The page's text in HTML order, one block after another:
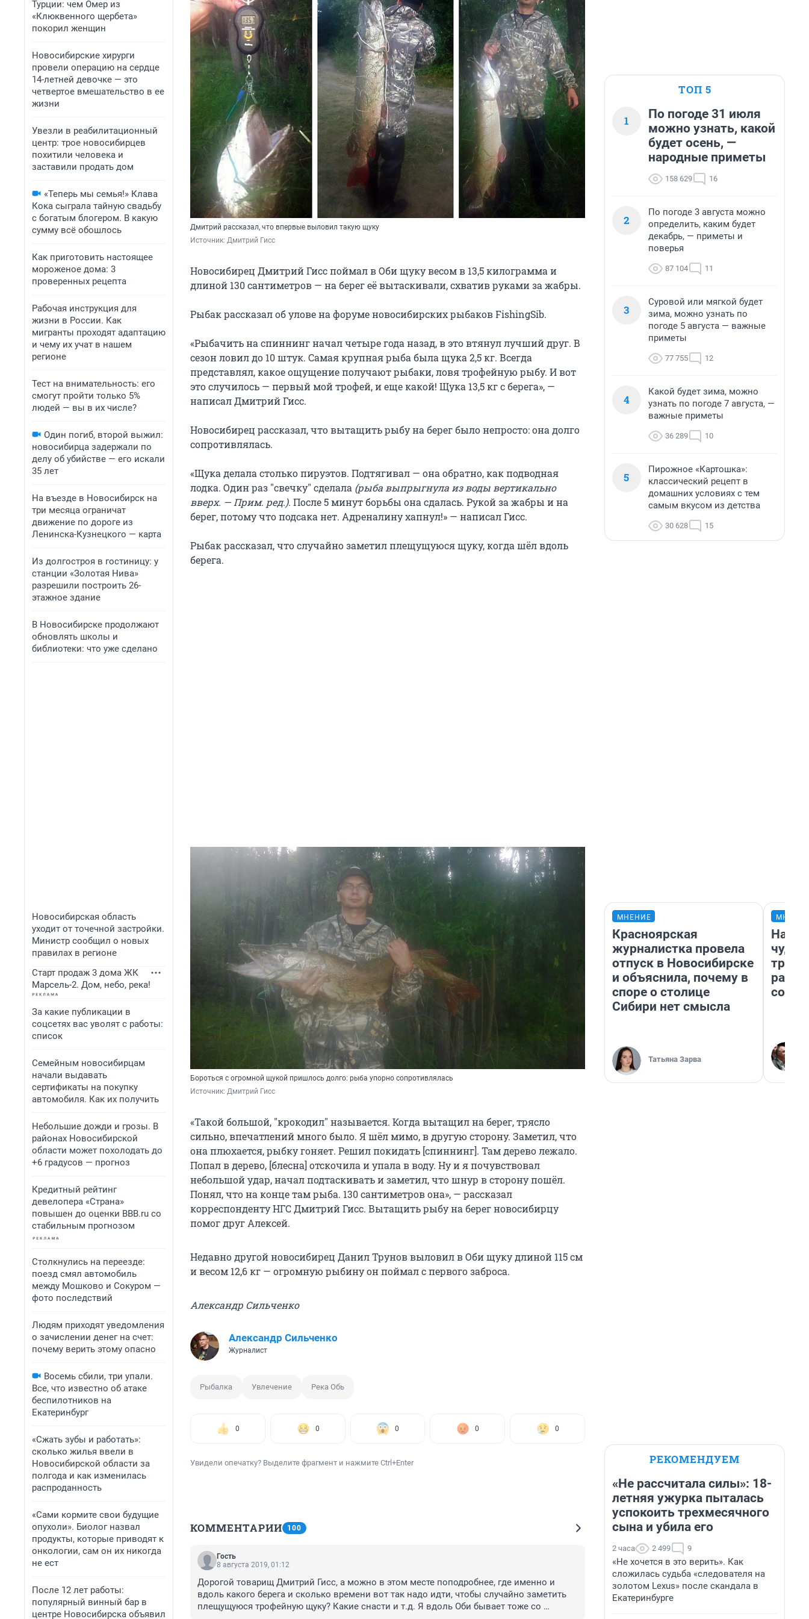
Турции: чем Омер из
«Клюквенного щербета»
покорил женщин
Новосибирские хирурги
провели операцию на сердце
14-летней девочке — это
четвертое вмешательство в ее
жизни
Увезли в реабилитационный
центр: трое новосибирцев
похитили человека и
заставили продать дом
«Теперь мы семья!» Клава
Кока сыграла тайную свадьбу
с богатым блогером. В какую
сумму всё обошлось
Как приготовить настоящее
мороженое дома: 3
проверенных рецепта
Рабочая инструкция для
жизни в России. Как
мигранты проходят адаптацию
и чему их учат в нашем
регионе
Тест на внимательность: его
смогут пройти только 5%
людей — вы в их числе?
Один погиб, второй выжил:
новосибирца задержали по
делу об убийстве — его искали
35 лет
На въезде в Новосибирск на
три месяца ограничат
движение по дороге из
Ленинска-Кузнецкого — карта
Из долгостроя в гостиницу: у
станции «Золотая Нива»
разрешили построить 26-
этажное здание
В Новосибирске продолжают
обновлять школы и
библиотеки: что уже сделано
Новосибирская область
уходит от точечной застройки.
Министр сообщил о новых
правилах в регионе
Старт продаж 3 дома ЖК
Марсель-2. Дом, небо, река!
За какие публикации в
соцсетях вас уволят с работы:
список
Семейным новосибирцам
начали выдавать
сертификаты на покупку
автомобиля. Как их получить
Небольшие дожди и грозы. В
районах Новосибирской
области может похолодать до
+6 градусов — прогноз
Кредитный рейтинг
девелопера «Страна»
повышен до оценки BBB.ru со
стабильным прогнозом
Столкнулись на переезде:
поезд смял автомобиль
между Мошково и Сокуром —
фото последствий
Людям приходят уведомления
о зачислении денег на счет:
почему верить этому опасно
Восемь сбили, три упали.
Все, что известно об атаке
беспилотников на
Екатеринбург
«Сжать зубы и работать»:
сколько жилья ввели в
Новосибирской области за
полгода и как изменилась
распроданность
«Сами кормите свои будущие
опухоли». Биолог назвал
продукты, которые приводят к
онкологии, сам он их никогда
не ест
После 12 лет работы:
популярный винный бар в
центре Новосибирска объявил
Дмитрий рассказал, что впервые выловил такую щуку
Источник: Дмитрий Гисс
Новосибирец Дмитрий Гисс поймал в Оби щуку весом в 13,5 килограмма и
длиной 130 сантиметров — на берег её вытаскивали, схватив руками за жабры.
Рыбак рассказал об улове на форуме новосибирских рыбаков FishingSib.
«Рыбачить на спиннинг начал четыре года назад, в это втянул лучший друг. В
сезон ловил до 10 штук. Самая крупная рыба была щука 2,5 кг. Всегда
представлял, какое ощущение получают рыбаки, ловя трофейную рыбу. И вот
это случилось — первый мой трофей, и еще какой! Щука 13,5 кг с берега», —
написал Дмитрий Гисс.
Новосибирец рассказал, что вытащить рыбу на берег было непросто: она долго
сопротивлялась.
«Щука делала столько пируэтов. Подтягивал — она обратно, как подводная
лодка. Один раз "свечку" сделала (рыба выпрыгнула из воды вертикально
вверх. — Прим. ред.). После 5 минут борьбы она сдалась. Рукой за жабры и на
берег, потому что подсака нет. Адреналину хапнул!» — написал Гисс.
Рыбак рассказал, что случайно заметил плещущуюся щуку, когда шёл вдоль
берега.
Бороться с огромной щукой пришлось долго: рыба упорно сопротивлялась
Источник: Дмитрий Гисс
«Такой большой, "крокодил" называется. Когда вытащил на берег, трясло
сильно, впечатлений много было. Я шёл мимо, в другую сторону. Заметил, что
она плюхается, рыбку гоняет. Решил покидать [спиннинг]. Там дерево лежало.
Попал в дерево, [блесна] отскочила и упала в воду. Ну и я почувствовал
небольшой удар, начал подтаскивать и заметил, что шнур в сторону пошёл.
Понял, что на конце там рыба. 130 сантиметров она», — рассказал
корреспонденту НГС Дмитрий Гисс. Вытащить рыбу на берег новосибирцу
помог друг Алексей.
Недавно другой новосибирец Данил Трунов выловил в Оби щуку длиной 115 см
и весом 12,6 кг — огромную рыбину он поймал с первого заброса.
Александр Сильченко
Александр Сильченко
Журналист
Рыбалка Увлечение Река Обь
0 0 0 0 0
Увидели опечатку? Выделите фрагмент и нажмите Ctrl+Enter
КОММЕНТАРИИ 100
Гость
8 августа 2019, 01:12
Дорогой товарищ Дмитрий Гисс, а можно в этом месте поподробнее, где именно и
вдоль какого берега и сколько времени вот так надо идти, чтобы случайно заметить
плещущуюся трофейную щуку? Какие снасти и т.д. Я вдоль Оби бывает тоже со
ТОП 5
1
По погоде 31 июля
можно узнать, какой
будет осень, —
народные приметы
158 629 16
2
По погоде 3 августа можно
определить, каким будет
декабрь, — приметы и
поверья
87 104 11
3
Суровой или мягкой будет
зима, можно узнать по
погоде 5 августа — важные
приметы
77 755 12
4
Какой будет зима, можно
узнать по погоде 7 августа, —
важные приметы
36 289 10
5
Пирожное «Картошка»:
классический рецепт в
домашних условиях с тем
самым вкусом из детства
30 628 15
МНЕНИЕ
Красноярская
журналистка провела
отпуск в Новосибирске
и объяснила, почему в
споре о столице
Сибири нет смысла
Татьяна Зарва
РЕКОМЕНДУЕМ
«Не рассчитала силы»: 18-
летняя ужурка пыталась
успокоить трехмесячного
сына и убила его
2 часа 2 499 9
«Не хочется в это верить». Как
сложилась судьба «следователя на
золотом Lexus» после скандала в
Екатеринбурге